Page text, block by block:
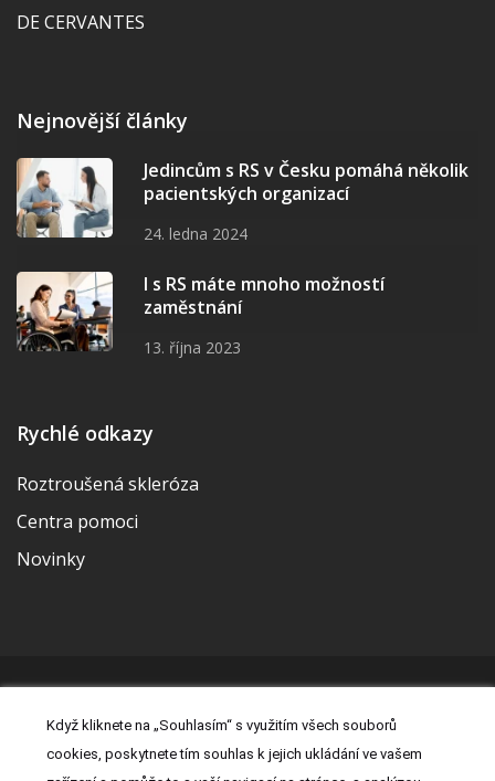
DE CERVANTES
Nejnovější články
Jedincům s RS v Česku pomáhá několik
pacientských organizací
24. ledna 2024
I s RS máte mnoho možností
zaměstnání
13. října 2023
Rychlé odkazy
Roztroušená skleróza
Centra pomoci
Novinky
Právní prohlášení|Prohlášení o cookies|Nastavení cookies
Kontakt|Zásady zpracování osobních údajů
Když kliknete na „Souhlasím“ s využitím všech souborů
cookies, poskytnete tím souhlas k jejich ukládání ve vašem